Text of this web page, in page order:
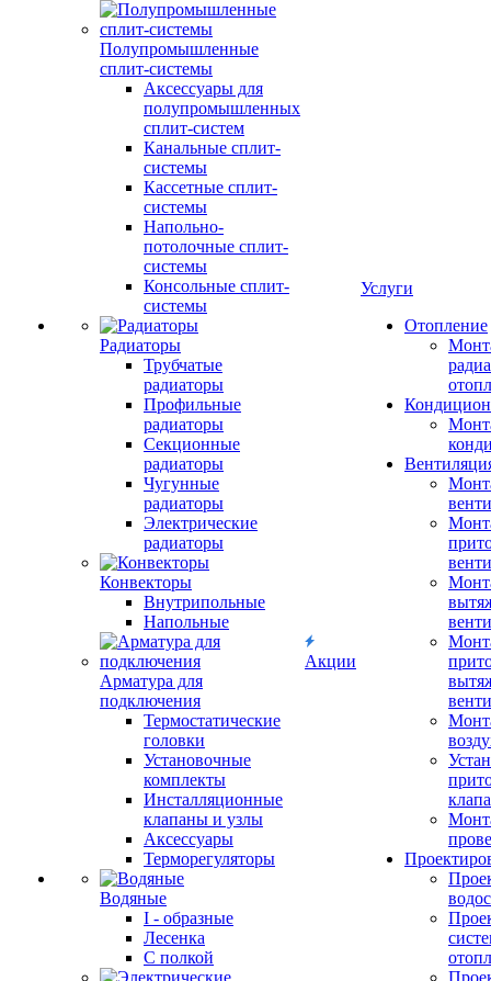
Полупромышленные
сплит-системы
Аксессуары для
полупромышленных
сплит-систем
Канальные сплит-
системы
Кассетные сплит-
системы
Напольно-
потолочные сплит-
системы
Консольные сплит-
системы
Радиаторы
Трубчатые
радиаторы
Профильные
радиаторы
Секционные
радиаторы
Чугунные
радиаторы
Электрические
радиаторы
Конвекторы
Внутрипольные
Напольные
Арматура для
подключения
Термостатические
головки
Установочные
комплекты
Инсталляционные
клапаны и узлы
Аксессуары
Терморегуляторы
Водяные
I - образные
Лесенка
С полкой
Акции
Услуги
Отопление